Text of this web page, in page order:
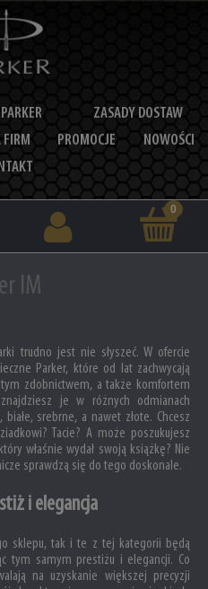
ZASADY DOSTAW
FIRM PROMOCJE
NOWOŚCI
IM
trudno jest nie słyszeć. W ofercie
Parker, które od lat zachwycają
zdobnictwem, a także komfortem
je w różnych odmianach
białe, srebrne, a nawet złote. Chcesz
Tacie? A może poszukujesz
właśnie wydał swoją książkę? Nie
sprawdzą się do tego doskonale.
i elegancja
sklepu, tak i te z tej kategorii będą
tym samym prestiżu i elegancji. Co
na uzyskanie większej precyzji